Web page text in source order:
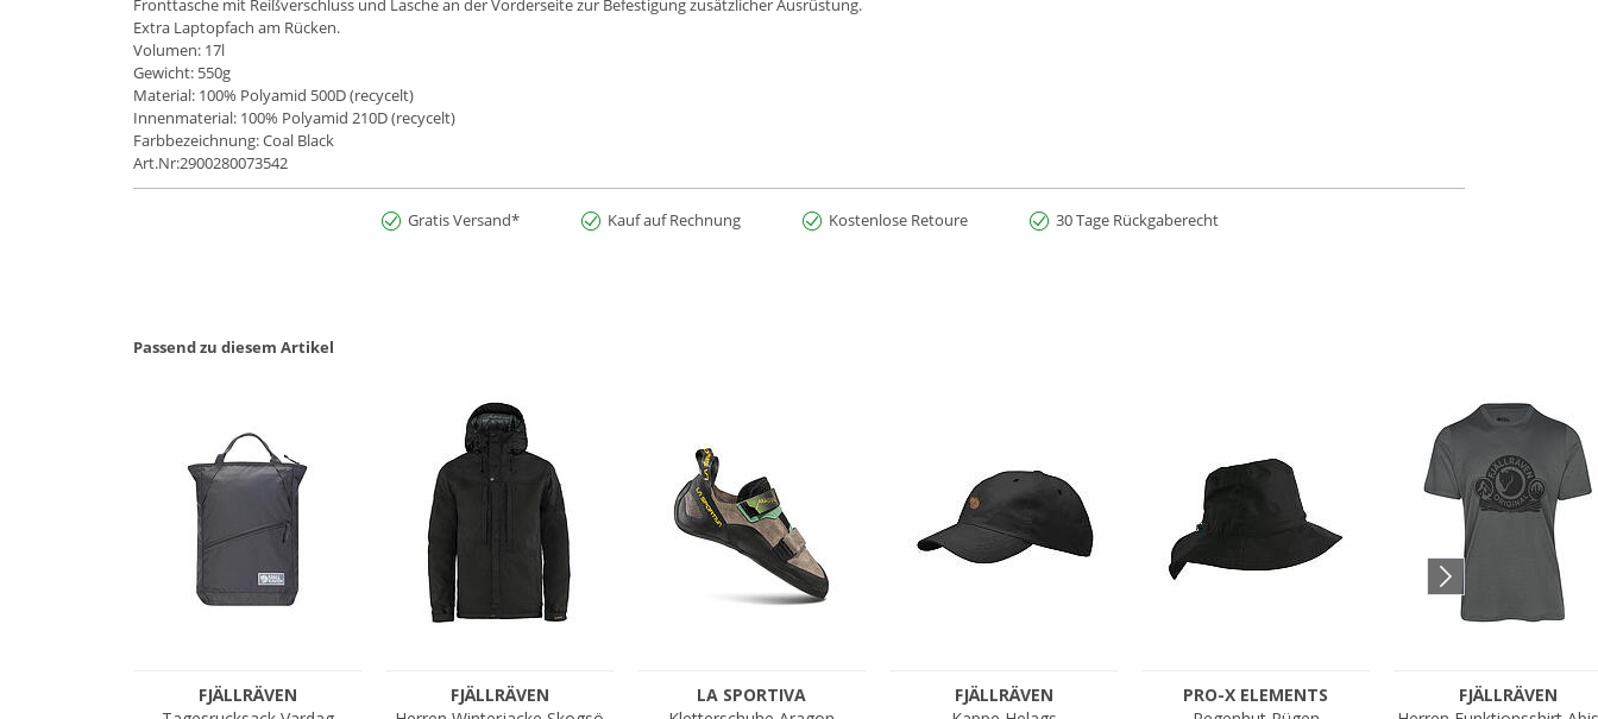
Fronttasche mit Reißverschluss und Lasche an der Vorderseite zur Befestigung zusätzlicher Ausrüstung.
Extra Laptopfach am Rücken.
Volumen: 17l
Gewicht: 550g
Material: 100% Polyamid 500D (recycelt)
Innenmaterial: 100% Polyamid 210D (recycelt)
Farbbezeichnung: Coal Black
Art.Nr:2900280073542
Gratis Versand* Kauf auf Rechnung Kostenlose Retoure 30 Tage Rückgaberecht
Passend zu diesem Artikel